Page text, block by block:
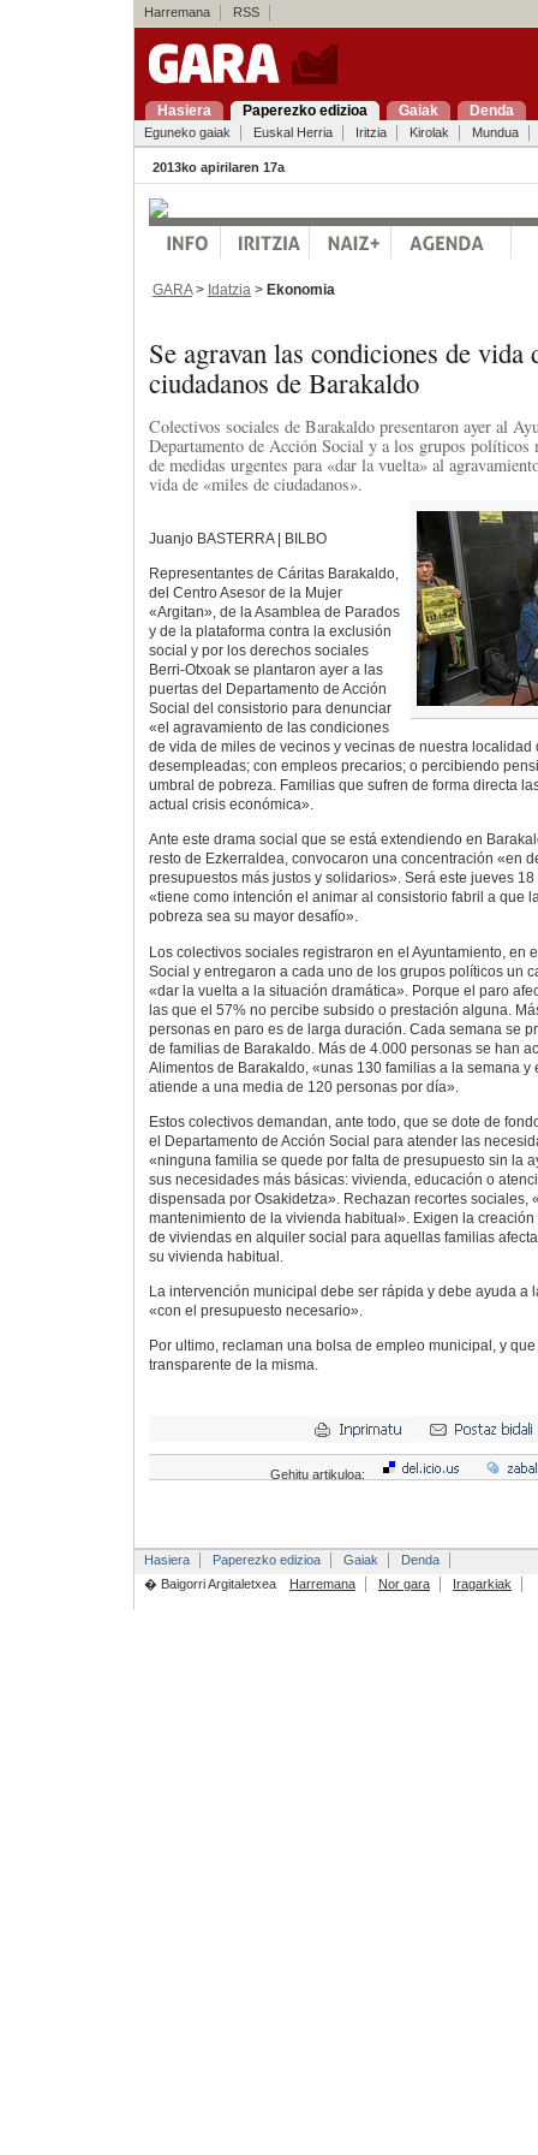
Harremana RSS
Hasiera Paperezko edizioa Gaiak Denda
Eguneko gaiak Euskal Herria Iritzia Kirolak Mundua
2013ko apirilaren 17a
GARA> Idatzia > Ekonomia
Se agravan las condiciones de vida
ciudadanos de Barakaldo
Colectivos sociales de Barakaldo presentaron ayer al
Departamento de Acción Social y a los grupos políticos
de medidas urgentes para «dar la vuelta» al
vida de «miles de ciudadanos».
Juanjo BASTERRA | BILBO
Representantes de Cáritas Barakaldo,
del Centro Asesor de la Mujer
«Argitan», de la Asamblea de Parados
y de la plataforma contra la exclusión
social y por los derechos sociales
Berri-Otxoak se plantaron ayer a las
puertas del Departamento de Acción
Social del consistorio para denunciar
«el agravamiento de las condiciones
de vida de miles de vecinos y vecinas de nuestra localidad
desempleadas; con empleos precarios; o percibiendo
umbral de pobreza. Familias que sufren de forma directa
actual crisis económica».
Ante este drama social que se está extendiendo en
resto de Ezkerraldea, convocaron una concentración «en
presupuestos más justos y solidarios». Será este jueves
«tiene como intención el animar al consistorio fabril a que
pobreza sea su mayor desafío».
Los colectivos sociales registraron en el Ayuntamiento, en
Social y entregaron a cada uno de los grupos políticos un
«dar la vuelta a la situación dramática». Porque el paro
las que el 57% no percibe subsido o prestación alguna.
personas en paro es de larga duración. Cada semana se
de familias de Barakaldo. Más de 4.000 personas se han
Alimentos de Barakaldo, «unas 130 familias a la semana y
atiende a una media de 120 personas por día».
Estos colectivos demandan, ante todo, que se dote de
el Departamento de Acción Social para atender las
«ninguna familia se quede por falta de presupuesto sin la
sus necesidades más básicas: vivienda, educación o
dispensada por Osakidetza». Rechazan recortes sociales,
mantenimiento de la vivienda habitual». Exigen la
de viviendas en alquiler social para aquellas familias
su vivienda habitual.
La intervención municipal debe ser rápida y debe ayuda a
«con el presupuesto necesario».
Por ultimo, reclaman una bolsa de empleo municipal, y
transparente de la misma.
Gehitu artikuloa:
Hasiera Paperezko edizioa Gaiak
Denda
� Baigorri Argitaletxea
Harremana Nor gara Iragarkiak